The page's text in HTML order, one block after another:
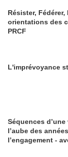
Résister,
orientations des
PRCF
L'imprévoyance
Séquences
l’aube des
l’engagement -